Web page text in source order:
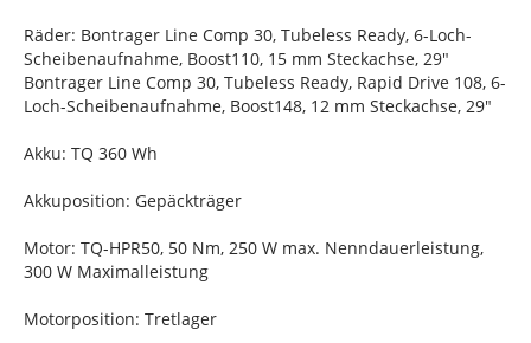
Räder: Bontrager Line Comp 30, Tubeless Ready, 6-Loch-
Scheibenaufnahme, Boost110, 15 mm Steckachse, 29"
Bontrager Line Comp 30, Tubeless Ready, Rapid Drive 108, 6-
Loch-Scheibenaufnahme, Boost148, 12 mm Steckachse, 29"
Akku: TQ 360 Wh
Akkuposition: Gepäckträger
Motor: TQ-HPR50, 50 Nm, 250 W max. Nenndauerleistung,
300 W Maximalleistung
Motorposition: Tretlager